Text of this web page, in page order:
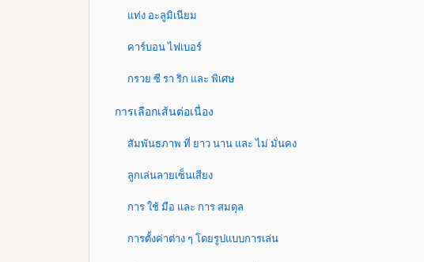
แท่ง อะลูมิเนียม
คาร์บอน ไฟเบอร์
กรวย ซี รา ริก และ พิเศษ
การเลือกเส้นต่อเนื่อง
สัมพันธภาพ ที่ ยาว นาน และ ไม่ มั่นคง
ลูกเล่นลายเซ็นเสียง
การ ใช้ มือ และ การ สมดุล
การตั้งค่าต่าง ๆ โดยรูปแบบการเล่น